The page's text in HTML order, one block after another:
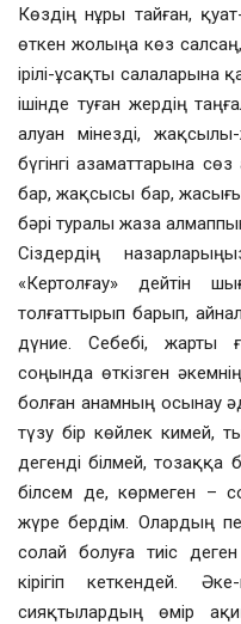
Көздің нұры тайған,
өткен жолыңа көз
ірілі-ұсақты салаларына
ішінде туған жердің
алуан мінезді,
бүгінгі азаматтарына
бар, жақсысы бар, жасығы
бәрі туралы жаза
Сіздердің
«Кертолғау» дейтін
толғаттырып барып,
дүние. Себебі, жарты
соңында өткізген
болған анамның осынау
түзу бір көйлек кимей,
дегенді білмей, тозаққа
білсем де, көрмеген –
жүре бердім. Олардың
солай болуға тиіс
кірігіп кеткендей.
сияқтылардың өмір